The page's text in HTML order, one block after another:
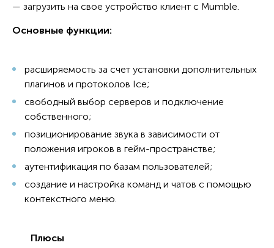
— загрузить на свое устройство клиент с Mumble.
Основные функции:
расширяемость за счет установки дополнительных
плагинов и протоколов Ice;
свободный выбор серверов и подключение
собственного;
позиционирование звука в зависимости от
положения игроков в гейм-пространстве;
аутентификация по базам пользователей;
создание и настройка команд и чатов с помощью
контекстного меню.
Плюсы